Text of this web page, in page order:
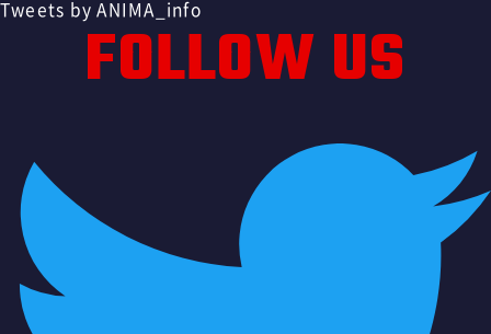
Tweets by ANIMA_info
FOLLOW US